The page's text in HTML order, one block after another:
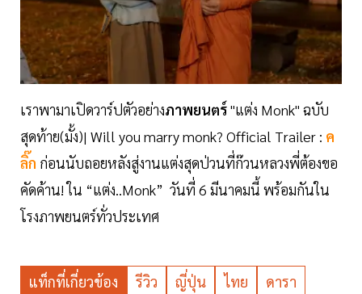
เราพามาเปิดวาร์ปตัวอย่างภาพยนตร์"แต่ง Monk" ฉบับ
สุดท้าย(มั้ง)| Will you marry monk? Official Trailer : ค
ลิ๊ก ก่อนนับถอยหลังสู่งานแต่งสุดป่วนที่ก๊วนหลวงพี่ต้องขอ
คัดค้าน! ใน “แต่ง..Monk” วันที่ 6 มีนาคมนี้ พร้อมกันใน
โรงภาพยนตร์ทั่วประเทศ
แท็กที่เกี่ยวข้อง รีวิว ญี่ปุ่น ไทย
ดารา